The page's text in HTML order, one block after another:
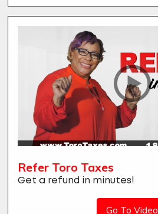
Refer Toro Taxes
Get a refund in minutes!
Go To Video